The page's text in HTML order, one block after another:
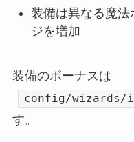
装備は異なる魔
ジを増加
装備のボーナスは
config/wizards/
す。